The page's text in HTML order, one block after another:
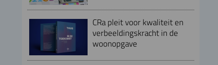
CRa pleit voor kwaliteit en
verbeeldingskracht in de
woonopgave